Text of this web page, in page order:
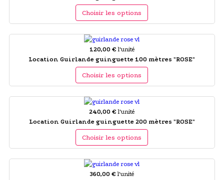
Choisir les options
120,00 € l'unité
Location Guirlande guinguette 100 mètres "ROSE"
Choisir les options
240,00 € l'unité
Location Guirlande guinguette 200 mètres "ROSE"
Choisir les options
360,00 € l'unité